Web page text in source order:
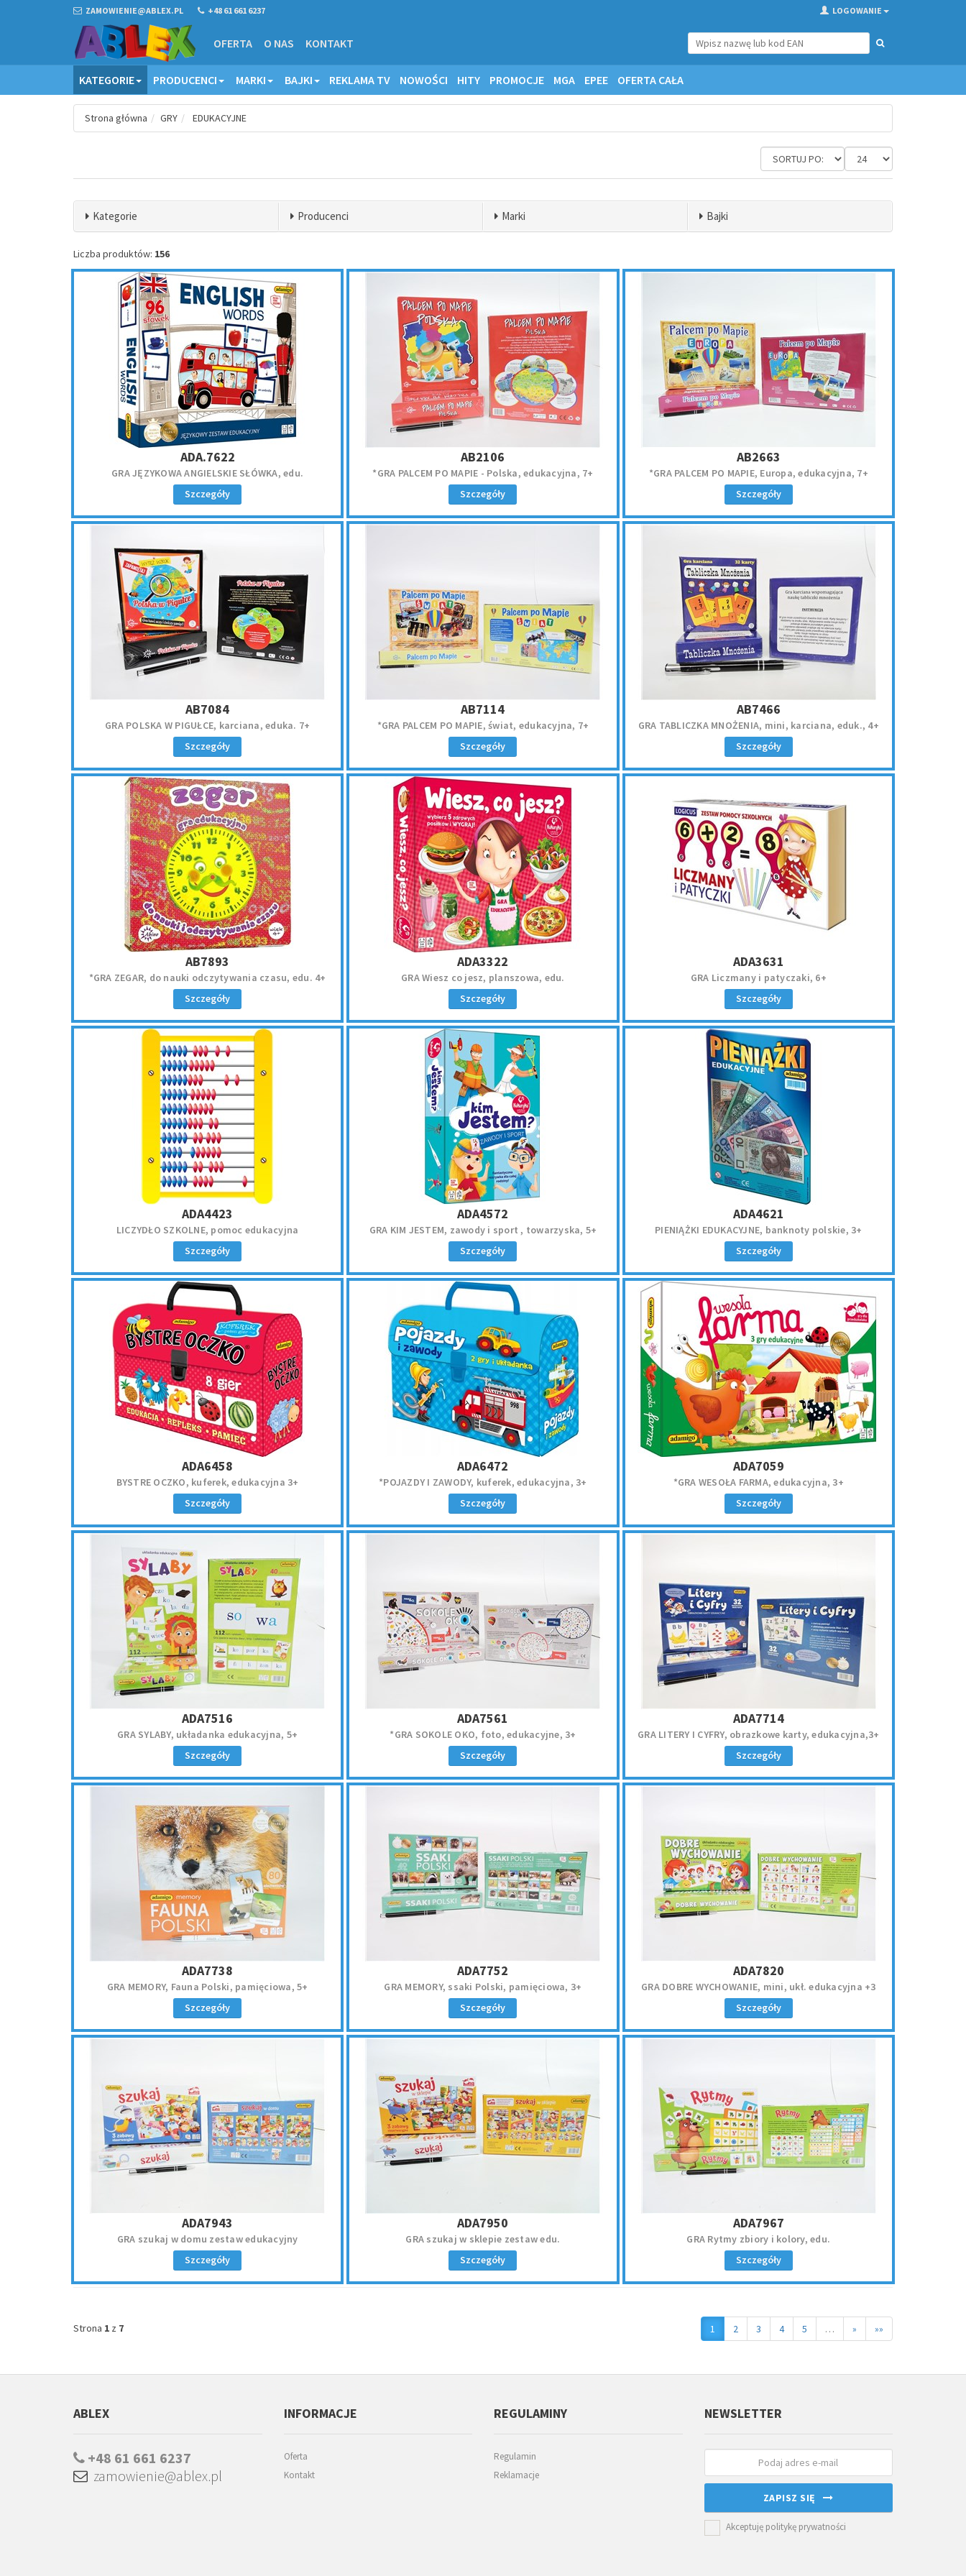
ZAMOWIENIE@ABLEX.PL +48 61 661 6237 LOGOWANIE
OFERTA O NAS KONTAKT
KATEGORIE PRODUCENCI MARKI BAJKI REKLAMA TV NOWOŚCI HITY PROMOCJE MGA EPEE OFERTA CAŁA
Strona główna GRY EDUKACYJNE
Kategorie Producenci Marki Bajki
Liczba produktów: 156
ADA.7622
GRA JĘZYKOWA ANGIELSKIE SŁÓWKA, edu.
Szczegóły
AB2106
*GRA PALCEM PO MAPIE - Polska, edukacyjna, 7+
Szczegóły
AB2663
*GRA PALCEM PO MAPIE, Europa, edukacyjna, 7+
Szczegóły
AB7084
GRA POLSKA W PIGUŁCE, karciana, eduka. 7+
Szczegóły
AB7114
*GRA PALCEM PO MAPIE, świat, edukacyjna, 7+
Szczegóły
AB7466
GRA TABLICZKA MNOŻENIA, mini, karciana, eduk., 4+
Szczegóły
AB7893
*GRA ZEGAR, do nauki odczytywania czasu, edu. 4+
Szczegóły
ADA3322
GRA Wiesz co jesz, planszowa, edu.
Szczegóły
ADA3631
GRA Liczmany i patyczaki, 6+
Szczegóły
ADA4423
LICZYDŁO SZKOLNE, pomoc edukacyjna
Szczegóły
ADA4572
GRA KIM JESTEM, zawody i sport , towarzyska, 5+
Szczegóły
ADA4621
PIENIĄŻKI EDUKACYJNE, banknoty polskie, 3+
Szczegóły
ADA6458
BYSTRE OCZKO, kuferek, edukacyjna 3+
Szczegóły
ADA6472
*POJAZDY I ZAWODY, kuferek, edukacyjna, 3+
Szczegóły
ADA7059
*GRA WESOŁA FARMA, edukacyjna, 3+
Szczegóły
ADA7516
GRA SYLABY, układanka edukacyjna, 5+
Szczegóły
ADA7561
*GRA SOKOLE OKO, foto, edukacyjne, 3+
Szczegóły
ADA7714
GRA LITERY I CYFRY, obrazkowe karty, edukacyjna,3+
Szczegóły
ADA7738
GRA MEMORY, Fauna Polski, pamięciowa, 5+
Szczegóły
ADA7752
GRA MEMORY, ssaki Polski, pamięciowa, 3+
Szczegóły
ADA7820
GRA DOBRE WYCHOWANIE, mini, ukł. edukacyjna +3
Szczegóły
ADA7943
GRA szukaj w domu zestaw edukacyjny
Szczegóły
ADA7950
GRA szukaj w sklepie zestaw edu.
Szczegóły
ADA7967
GRA Rytmy zbiory i kolory, edu.
Szczegóły
Strona 1 z 7 1 2 3 4 5 … » »»
ABLEX
+48 61 661 6237
zamowienie@ablex.pl
INFORMACJE
Oferta
Kontakt
REGULAMINY
Regulamin
Reklamacje
NEWSLETTER
ZAPISZ SIĘ
Akceptuję politykę prywatności